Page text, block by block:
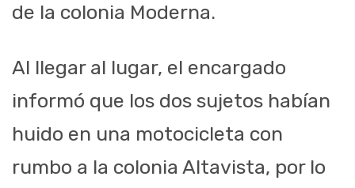
de la colonia Moderna.
Al llegar al lugar, el encargado
informó que los dos sujetos habían
huido en una motocicleta con
rumbo a la colonia Altavista, por lo